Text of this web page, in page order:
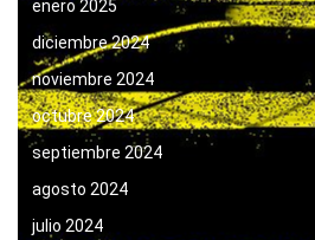
enero 2025
diciembre 2024
noviembre 2024
octubre 2024
septiembre 2024
agosto 2024
julio 2024